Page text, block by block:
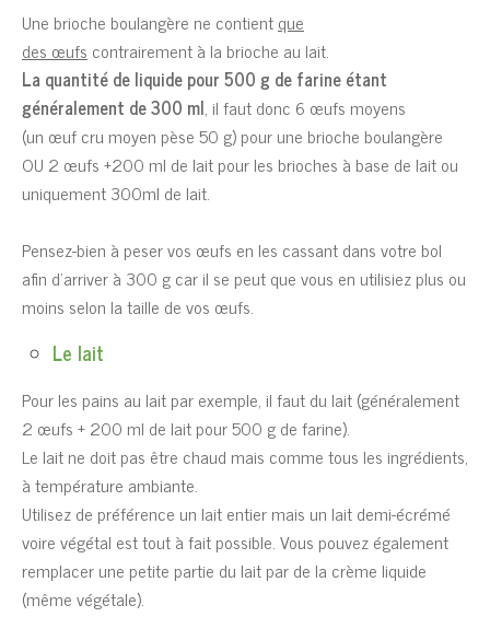
Une brioche boulangère ne contientque
des œufs contrairement à la brioche au lait.
La quantité de liquide pour 500 g de farine étant
généralement de 300 ml, il faut donc 6 œufs moyens
(un œufcru moyen pèse 50 g) pour une brioche boulangère
OU 2 œufs +200 ml de lait pour les brioches à base de lait ou
uniquement 300ml de lait.
Pensez-bien à peser vos œufs en les cassant dans votre bol
afin d’arriver à 300 g car il se peut que vous en utilisiez plus ou
moins selon la taille de vos œufs.
Le lait
Pour les pains au lait par exemple, il faut du lait (généralement
2 œufs + 200 ml de lait pour 500 g de farine).
Le lait ne doit pas être chaud mais comme tous les ingrédients,
à température ambiante.
Utilisez de préférence un lait entier mais un lait demi-écrémé
voire végétal est tout à fait possible. Vous pouvez également
remplacer une petite partie du lait par de la crème liquide
(même végétale).